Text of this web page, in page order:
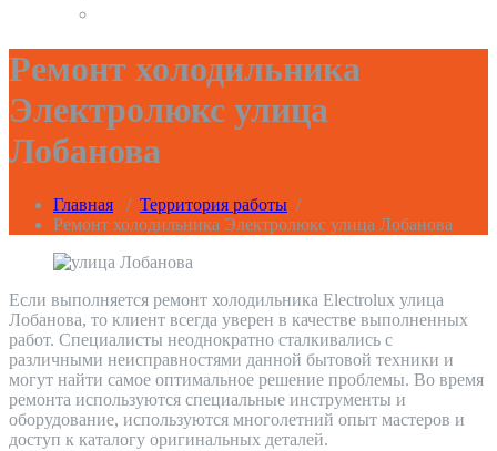
Ремонт холодильника
Электролюкс улица
Лобанова
Главная / Территория работы /
Ремонт холодильника Электролюкс улица Лобанова
Если выполняется ремонт холодильника Electrolux улица
Лобанова, то клиент всегда уверен в качестве выполненных
работ. Специалисты неоднократно сталкивались с
различными неисправностями данной бытовой техники и
могут найти самое оптимальное решение проблемы. Во время
ремонта используются специальные инструменты и
оборудование, используются многолетний опыт мастеров и
доступ к каталогу оригинальных деталей.